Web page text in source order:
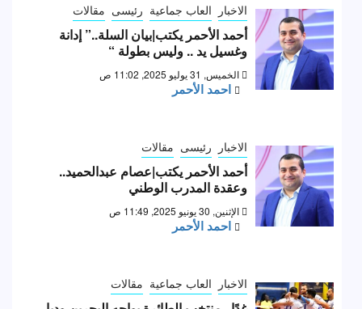
الاخبار العاب جماعية رئيسى مقالات
أحمد الأحمر يكتب|بيان السلة..” إدانة
وغسيل يد .. وليس بطولة “
الخميس, 31 يوليو 2025, 11:02 ص
احمد الأحمر
الاخبار رئيسى مقالات
أحمد الأحمر يكتب|عصام عبدالحميد..
وعقدة المدرب الوطني
الإثنين, 30 يونيو 2025, 11:49 ص
احمد الأحمر
الاخبار العاب جماعية مقالات